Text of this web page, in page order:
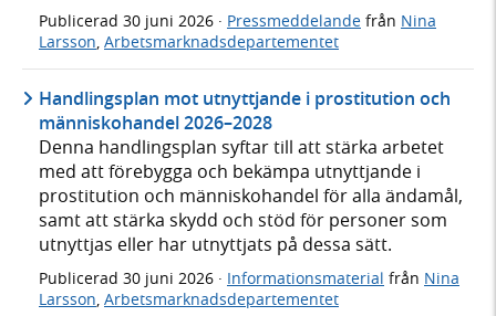
Publicerad 30 juni 2026 · Pressmeddelande från Nina
Larsson Arbetsmarknadsdepartementet
Handlingsplan mot utnyttjande i prostitution och
människohandel 2026–2028
Denna handlingsplan syftar till att stärka arbetet
med att förebygga och bekämpa utnyttjande i
prostitution och människohandel för alla ändamål,
samt att stärka skydd och stöd för personer som
utnyttjas eller har utnyttjats på dessa sätt.
Publicerad 30 juni 2026 · Informationsmaterial från Nina
Larsson, Arbetsmarknadsdepartementet